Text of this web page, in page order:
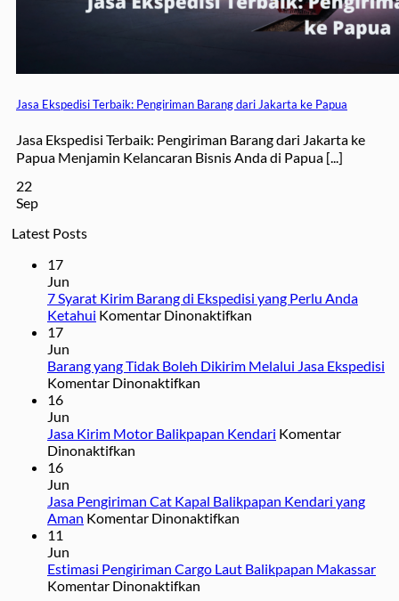
Jasa Ekspedisi Terbaik: Pengiriman Barang dari Jakarta ke Papua
Jasa Ekspedisi Terbaik: Pengiriman Barang dari Jakarta ke
Papua Menjamin Kelancaran Bisnis Anda di Papua [...]
22
Sep
Latest Posts
17
Jun
7 Syarat Kirim Barang di Ekspedisi yang Perlu Anda
Ketahui Komentar Dinonaktifkan
Kirim
yang
17
Jun
Barang yang Tidak Boleh Dikirim Melalui Jasa Ekspedisi
Komentar Dinonaktifkan
Tidak
Jasa
Ekspedisi
16
Jun
Jasa Kirim Motor Balikpapan Kendari Komentar
Dinonaktifkan
Motor
Balikpapan
16
Jun
Jasa Pengiriman Cat Kapal Balikpapan Kendari yang
Aman Komentar Dinonaktifkan
Cat
11
Jun
Estimasi Pengiriman Cargo Laut Balikpapan Makassar
Komentar Dinonaktifkan